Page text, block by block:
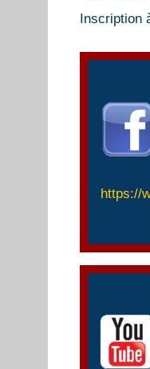
Inscription
https://